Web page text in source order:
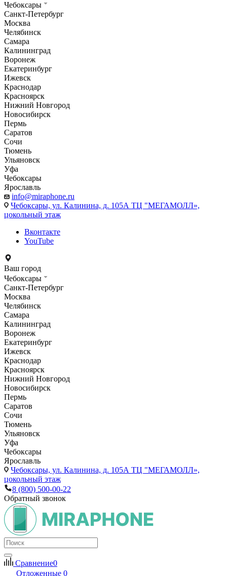
Чебоксары
Санкт-Петербург
Москва
Челябинск
Самара
Калининград
Воронеж
Екатеринбург
Ижевск
Краснодар
Красноярск
Нижний Новгород
Новосибирск
Пермь
Саратов
Сочи
Тюмень
Ульяновск
Уфа
Чебоксары
Ярославль
info@miraphone.ru
Чебоксары, ул. Калинина, д. 105А ТЦ "МЕГАМОЛЛ»,
цокольный этаж
Вконтакте
YouTube
Ваш город
Чебоксары
Санкт-Петербург
Москва
Челябинск
Самара
Калининград
Воронеж
Екатеринбург
Ижевск
Краснодар
Красноярск
Нижний Новгород
Новосибирск
Пермь
Саратов
Сочи
Тюмень
Ульяновск
Уфа
Чебоксары
Ярославль
Чебоксары, ул. Калинина, д. 105А ТЦ "МЕГАМОЛЛ»,
цокольный этаж
8 (800) 500-00-22
Обратный звонок
Сравнение0
Отложенные 0